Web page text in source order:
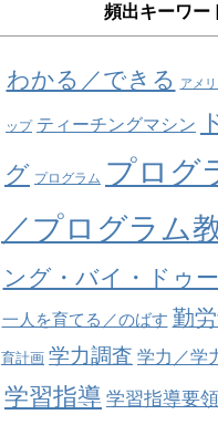
頻出キーワー
わかる／できる アメ
ップ ティーチングマシン
グ プログラム プログ
／プログラム
ング・バイ・ドゥ
一人を育てる／のばす 勤
育計画 学力調査 学力／学
学習指導 学習指導要領